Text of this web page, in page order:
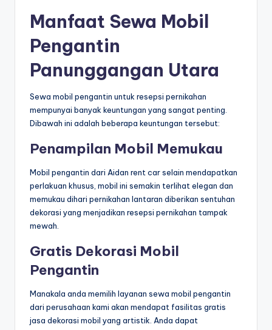
Manfaat Sewa Mobil
Pengantin
Panunggangan Utara
Sewa mobil pengantin untuk resepsi pernikahan
mempunyai banyak keuntungan yang sangat penting.
Dibawah ini adalah beberapa keuntungan tersebut:
Penampilan Mobil Memukau
Mobil pengantin dari Aidan rent car selain mendapatkan
perlakuan khusus, mobil ini semakin terlihat elegan dan
memukau dihari pernikahan lantaran diberikan sentuhan
dekorasi yang menjadikan resepsi pernikahan tampak
mewah.
Gratis Dekorasi Mobil
Pengantin
Manakala anda memilih layanan sewa mobil pengantin
dari perusahaan kami akan mendapat fasilitas gratis
jasa dekorasi mobil yang artistik. Anda dapat